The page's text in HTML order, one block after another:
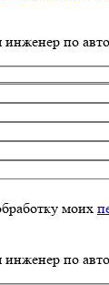
по
моих
по